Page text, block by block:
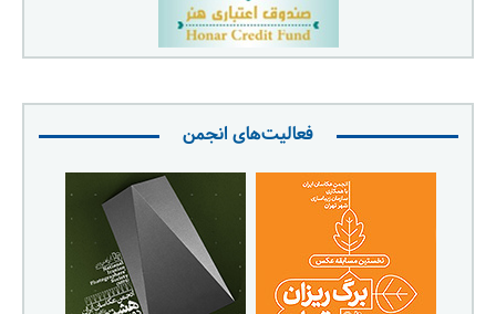
فعالیت‌های انجمن